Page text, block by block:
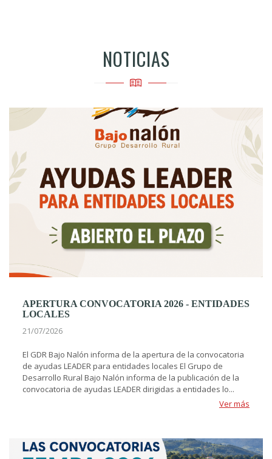
NOTICIAS
APERTURA CONVOCATORIA 2026 - ENTIDADES
LOCALES
21/07/2026
El GDR Bajo Nalón informa de la apertura de la convocatoria
de ayudas LEADER para entidades locales El Grupo de
Desarrollo Rural Bajo Nalón informa de la publicación de la
convocatoria de ayudas LEADER dirigidas a entidades lo...
Ver más